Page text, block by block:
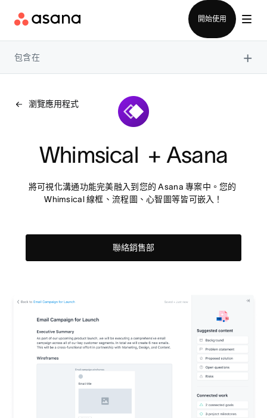
開始使用
包含在 ×
瀏覽應用程式
Whimsical  + Asana
將可視化溝通功能完美融入到您的 Asana 專案中。您的
Whimsical 線框、流程圖、心智圖等皆可嵌入！
聯絡銷售部